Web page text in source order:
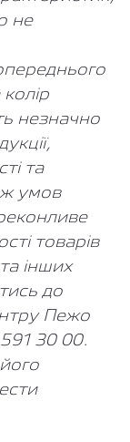
не
незначно
та
умов
товарів
інших
до
Пежо
30 00.